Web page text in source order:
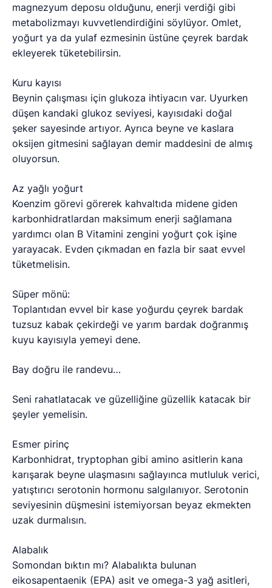
magnezyum deposu olduğunu, enerji verdiği gibi
metabolizmayı kuvvetlendirdiğini söylüyor. Omlet,
yoğurt ya da yulaf ezmesinin üstüne çeyrek bardak
ekleyerek tüketebilirsin.
Kuru kayısı
Beynin çalışması için glukoza ihtiyacın var. Uyurken
düşen kandaki glukoz seviyesi, kayısıdaki doğal
şeker sayesinde artıyor. Ayrıca beyne ve kaslara
oksijen gitmesini sağlayan demir maddesini de almış
oluyorsun.
Az yağlı yoğurt
Koenzim görevi görerek kahvaltıda midene giden
karbonhidratlardan maksimum enerji sağlamana
yardımcı olan B Vitamini zengini yoğurt çok işine
yarayacak. Evden çıkmadan en fazla bir saat evvel
tüketmelisin.
Süper mönü:
Toplantıdan evvel bir kase yoğurdu çeyrek bardak
tuzsuz kabak çekirdeği ve yarım bardak doğranmış
kuyu kayısıyla yemeyi dene.
Bay doğru ile randevu…
Seni rahatlatacak ve güzelliğine güzellik katacak bir
şeyler yemelisin.
Esmer pirinç
Karbonhidrat, tryptophan gibi amino asitlerin kana
karışarak beyne ulaşmasını sağlayınca mutluluk verici,
yatıştırıcı serotonin hormonu salgılanıyor. Serotonin
seviyesinin düşmesini istemiyorsan beyaz ekmekten
uzak durmalısın.
Alabalık
Somondan bıktın mı? Alabalıkta bulunan
eikosapentaenik (EPA) asit ve omega-3 yağ asitleri,